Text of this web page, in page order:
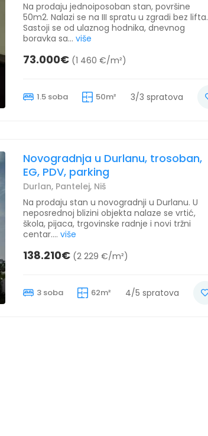
Na prodaju jednoiposoban stan, površine
50m2. Nalazi se na III spratu u zgradi bez lifta.
Sastoji se od ulaznog hodnika, dnevnog
boravka sa... više
73.000€ (1 460 €/m²)
1.5 soba 50m² 3/3 spratova
Novogradnja u Durlanu, trosoban,
EG, PDV, parking
Durlan, Pantelej, Niš
Na prodaju stan u novogradnji u Durlanu. U
neposrednoj blizini objekta nalaze se vrtić,
škola, pijaca, trgovinske radnje i novi tržni
centar.... više
138.210€ (2 229 €/m²)
3 soba 62m² 4/5 spratova